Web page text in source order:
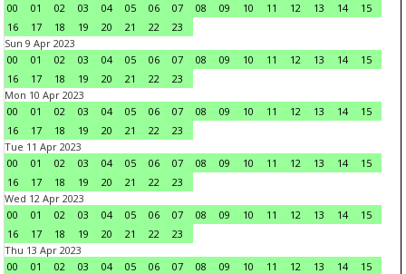
00
01 02 03 04 05 06 07 08 09 10 11 12 13 14
15
16
17 18 19 20 21 22
23
Sun 9 Apr 2023
00
01 02 03 04 05 06 07 08 09 10 11 12 13 14
15
16
17 18 19 20 21 22
23
Mon 10 Apr 2023
00
01 02 03 04 05 06 07 08 09 10 11 12 13 14
15
16
17 18 19 20 21 22
23
Tue 11 Apr 2023
00
01 02 03 04 05 06 07 08 09 10 11 12 13 14
15
16
17 18 19 20 21 22
23
Wed 12 Apr 2023
00
01 02 03 04 05 06 07 08 09 10 11 12 13 14
15
16
17 18 19 20 21 22
23
Thu 13 Apr 2023
00
01 02 03 04 05 06 07 08 09 10 11 12 13 14
15